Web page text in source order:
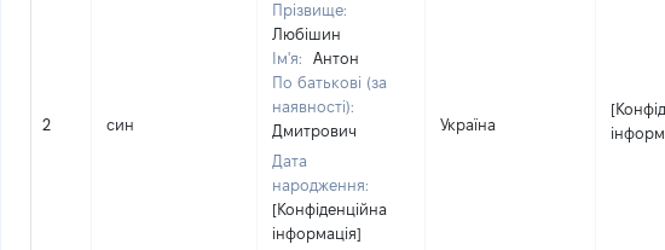
2 син
Прізвище:
Любішин
Ім'я:
Антон
По батькові (за
наявності):
Дмитрович
Дата
народження:
[Конфіденційна
інформація]
Україна